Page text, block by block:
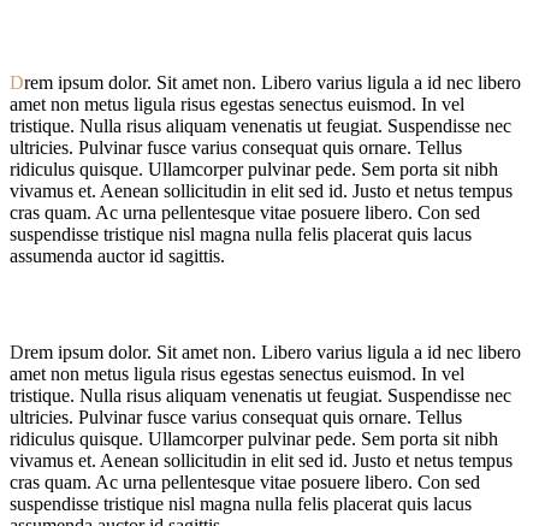
Drem ipsum dolor. Sit amet non. Libero varius ligula a id nec libero
amet non metus ligula risus egestas senectus euismod. In vel
tristique. Nulla risus aliquam venenatis ut feugiat. Suspendisse nec
ultricies. Pulvinar fusce varius consequat quis ornare. Tellus
ridiculus quisque. Ullamcorper pulvinar pede. Sem porta sit nibh
vivamus et. Aenean sollicitudin in elit sed id. Justo et netus tempus
cras quam. Ac urna pellentesque vitae posuere libero. Con sed
suspendisse tristique nisl magna nulla felis placerat quis lacus
assumenda auctor id sagittis.
Drem ipsum dolor. Sit amet non. Libero varius ligula a id nec libero
amet non metus ligula risus egestas senectus euismod. In vel
tristique. Nulla risus aliquam venenatis ut feugiat. Suspendisse nec
ultricies. Pulvinar fusce varius consequat quis ornare. Tellus
ridiculus quisque. Ullamcorper pulvinar pede. Sem porta sit nibh
vivamus et. Aenean sollicitudin in elit sed id. Justo et netus tempus
cras quam. Ac urna pellentesque vitae posuere libero. Con sed
suspendisse tristique nisl magna nulla felis placerat quis lacus